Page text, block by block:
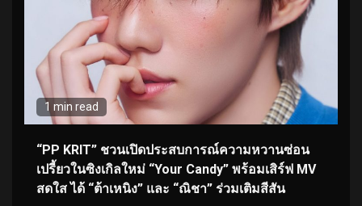
1 min read
“PP KRIT” ชวนเปิดประสบการณ์ความหวานซ่อน
เปรี้ยวในซิงเกิลใหม่ “Your Candy” พร้อมเสิร์ฟ MV
สดใส ได้ “ต้าเหนิง” และ “ณิชา” ร่วมเติมสีสัน